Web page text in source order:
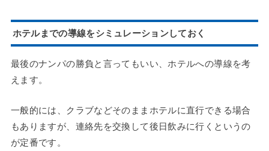
ホテルまでの導線をシミュレーションしておく
最後のナンパの勝負と言ってもいい、ホテルへの導線を考
えます。
一般的には、クラブなどそのままホテルに直行できる場合
もありますが、連絡先を交換して後日飲みに行くというの
が定番です。